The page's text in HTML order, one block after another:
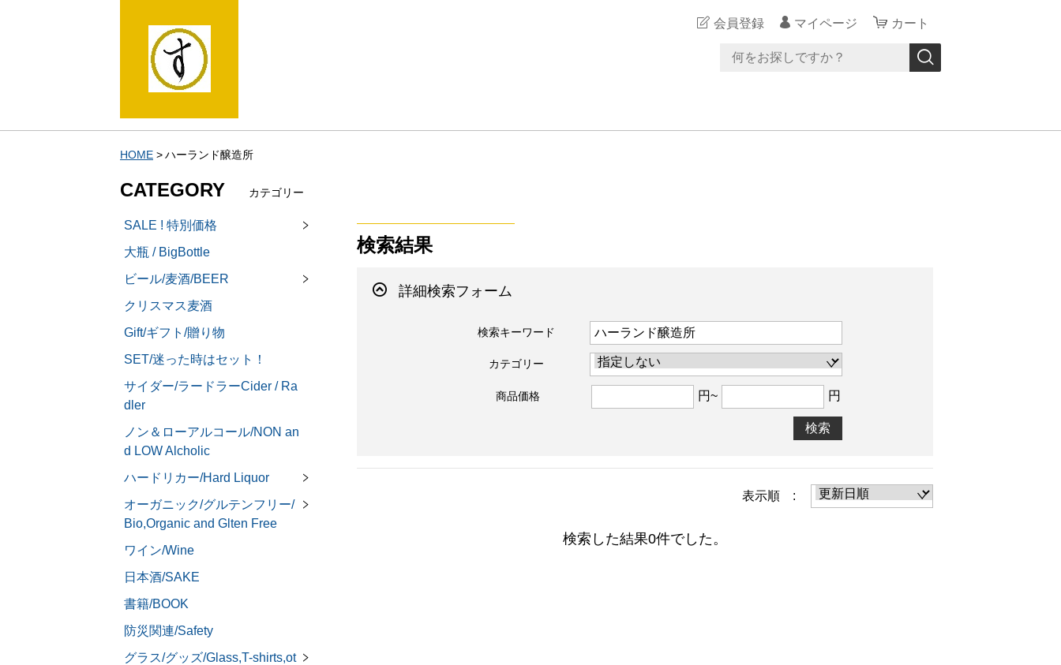
会員登録 マイページ カート
HOME ハーランド醸造所
検索結果
詳細検索フォーム
検索キーワード
カテゴリー
商品価格 円~ 円
検索
表示順 :
検索した結果0件でした。
CATEGORY カテゴリー
SALE ! 特別価格
大瓶 / BigBottle
ビール/麦酒/BEER
クリスマス麦酒
Gift/ギフト/贈り物
SET/迷った時はセット！
サイダー/ラードラーCider / Ra
dler
ノン＆ローアルコール/NON an
d LOW Alcholic
ハードリカー/Hard Liquor
オーガニック/グルテンフリー/
Bio,Organic and Glten Free
ワイン/Wine
日本酒/SAKE
書籍/BOOK
防災関連/Safety
グラス/グッズ/Glass,T-shirts,ot